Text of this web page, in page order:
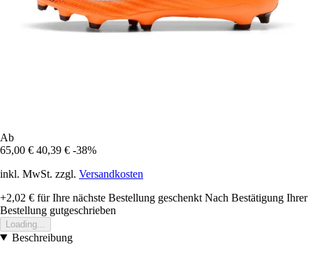
Ab
65,00 € 40,39 € -38%
inkl. MwSt. zzgl. Versandkosten
+2,02 € für Ihre nächste Bestellung geschenkt Nach Bestätigung Ihrer
Bestellung gutgeschrieben
Loading...
Beschreibung